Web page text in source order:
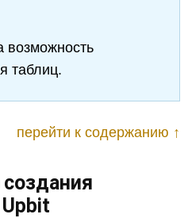
возможность
таблиц.
перейти к содержанию ↑